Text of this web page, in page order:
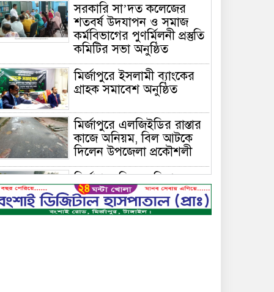
সরকারি সা’দত কলেজের
শতবর্ষ উদযাপন ও সমাজ
কর্মবিভাগের পুণর্মিলনী প্রস্তুতি
কমিটির সভা অনুষ্ঠিত
মির্জাপুরে ইসলামী ব্যাংকের
গ্রাহক সমাবেশ অনুষ্ঠিত
মির্জাপুরে এলজিইডির রাস্তার
কাজে অনিয়ম, বিল আটকে
দিলেন উপজেলা প্রকৌশলী
মির্জাপুরে বিলে অভিযান,
অবৈধ চায়না দুয়ারি জাল
ধ্বংস